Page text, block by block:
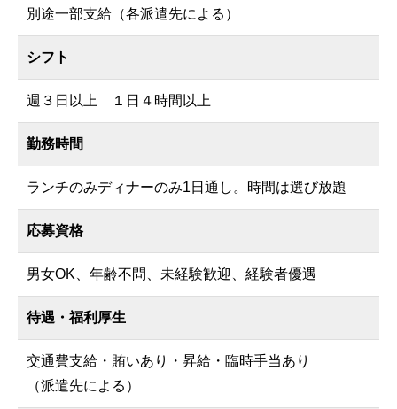
別途一部支給（各派遣先による）
シフト
週３日以上 １日４時間以上
勤務時間
ランチのみディナーのみ1日通し。時間は選び放題
応募資格
男女OK、年齢不問、未経験歓迎、経験者優遇
待遇・福利厚生
交通費支給・賄いあり・昇給・臨時手当あり
（派遣先による）